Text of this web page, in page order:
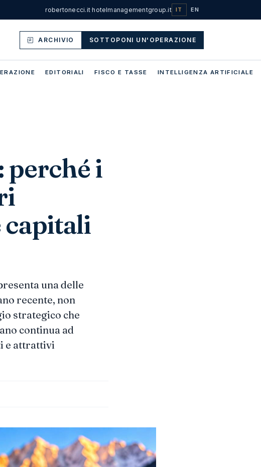
robertonecci.it·hotelmanagementgroup.it IT EN
ARCHIVIO SOTTOPONI UN'OPERAZIONE
EDITORIALI FISCO E TASSE INTELLIGENZA ARTIFICIALE
perché i
una delle
recente, non
strategico che
continua ad
e attrattivi